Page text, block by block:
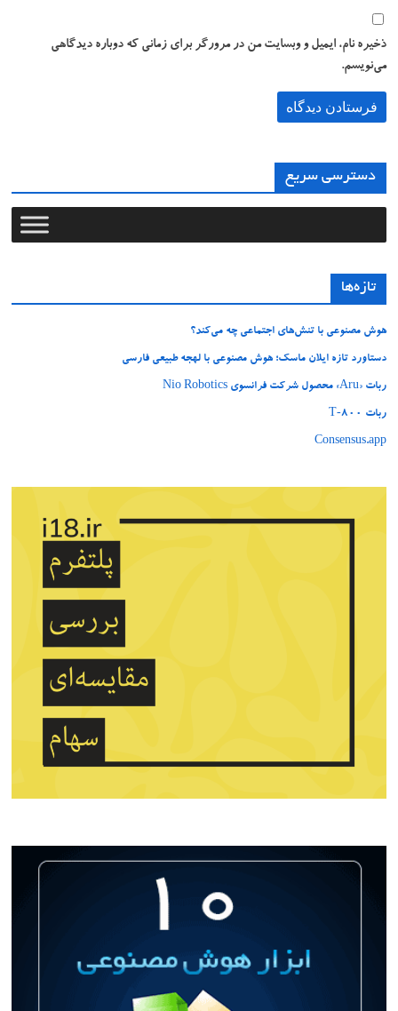
ذخیره نام، ایمیل و وبسایت من در مرورگر برای زمانی که دوباره دیدگاهی
می‌نویسم.
دسترسی سریع
تازه‌ها
هوش مصنوعی با تنش‌های اجتماعی چه می‌کند؟
دستاورد تازه ایلان ماسک؛ هوش مصنوعی با لهجه طبیعی فارسی
ربات «Aru» محصول شرکت فرانسوی Nio Robotics
ربات T‑800
Consensus.app